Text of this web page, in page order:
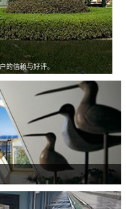
的信赖与好评。